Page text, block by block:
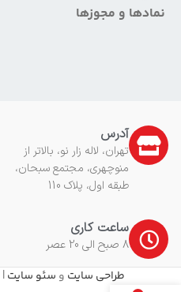
نمادها و مجوزها
آدرس
تهران، لاله زار نو، بالاتر از
منوچهری، مجتمع سبحان،
طبقه اول، پلاک 110
ساعت کاری
8 صبح الی 20 عصر
طراحی سایت و سئو سایت|